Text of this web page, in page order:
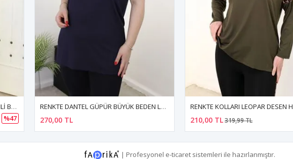
RENKTE DANTEL GÜPÜR BÜYÜK BEDEN LACİVERT BLUZ RENKTE KOLLARI LEOPAR DESEN HAKİ YEŞİL BLUZ
210,00 TL 220,00 TL319,99 TL
| Profesyonel e-ticaret sistemleri ile hazırlanmıştır.